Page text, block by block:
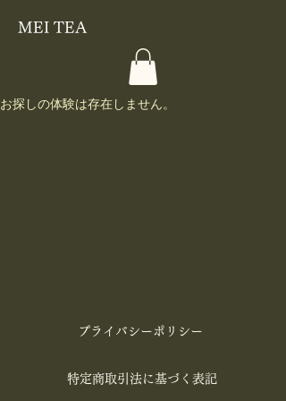
MEI TEA
お探しの体験は存在しません。
​プライバシーポリシー
特定商取引法に基づく表記